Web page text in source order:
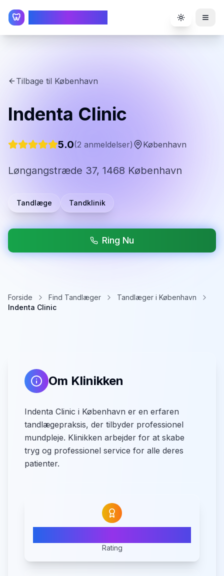
🦷 Toggle
Tilbage til København
Indenta Clinic
5.0(2 anmeldelser) København
Løngangstræde 37, 1468 København
Tandlæge Tandklinik
Ring Nu
Forside Find Tandlæger
Tandlæger i København
Indenta Clinic
Om Klinikken
Indenta Clinic i København er en erfaren
tandlægepraksis, der tilbyder professionel
mundpleje. Klinikken arbejder for at skabe
tryg og professionel service for alle deres
patienter.
Rating